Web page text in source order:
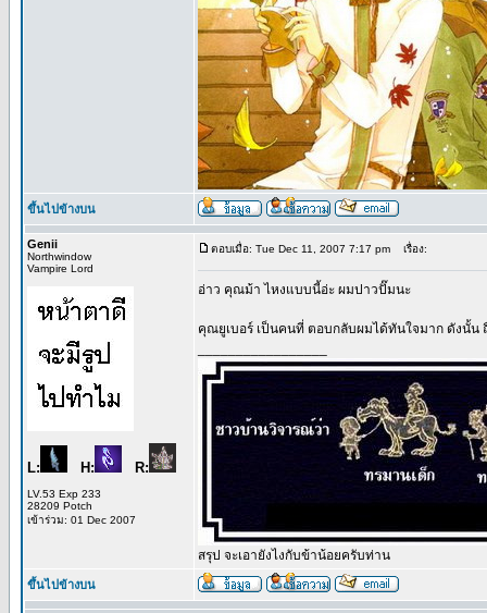
ขึ้นไปข้างบน
Genii
Northwindow
Vampire Lord
L: H: R:
LV.53 Exp 233
28209 Potch
เข้าร่วม: 01 Dec 2007
ตอบเมื่อ: Tue Dec 11, 2007 7:17 pm เรื่อง:
อ่าว คุณม้า ไหงแบบนี้อ่ะ ผมปาวปั๊มนะ
คุณยูเบอร์ เป็นคนที่ ตอบกลับผมได้ทันใจมาก ดังนั้น
สรุป จะเอายังไงกับข้าน้อยครับท่าน
ขึ้นไปข้างบน